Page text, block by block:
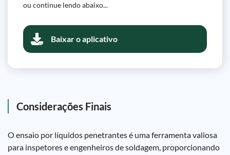
ou continue lendo abaixo...
Baixar o aplicativo
Considerações Finais
O ensaio por líquidos penetrantes é uma ferramenta valiosa
para inspetores e engenheiros de soldagem, proporcionando